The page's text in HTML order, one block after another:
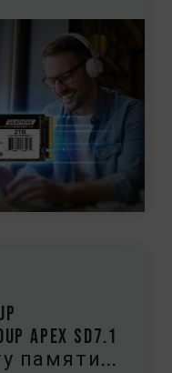
APEX SD7.1
памяти...